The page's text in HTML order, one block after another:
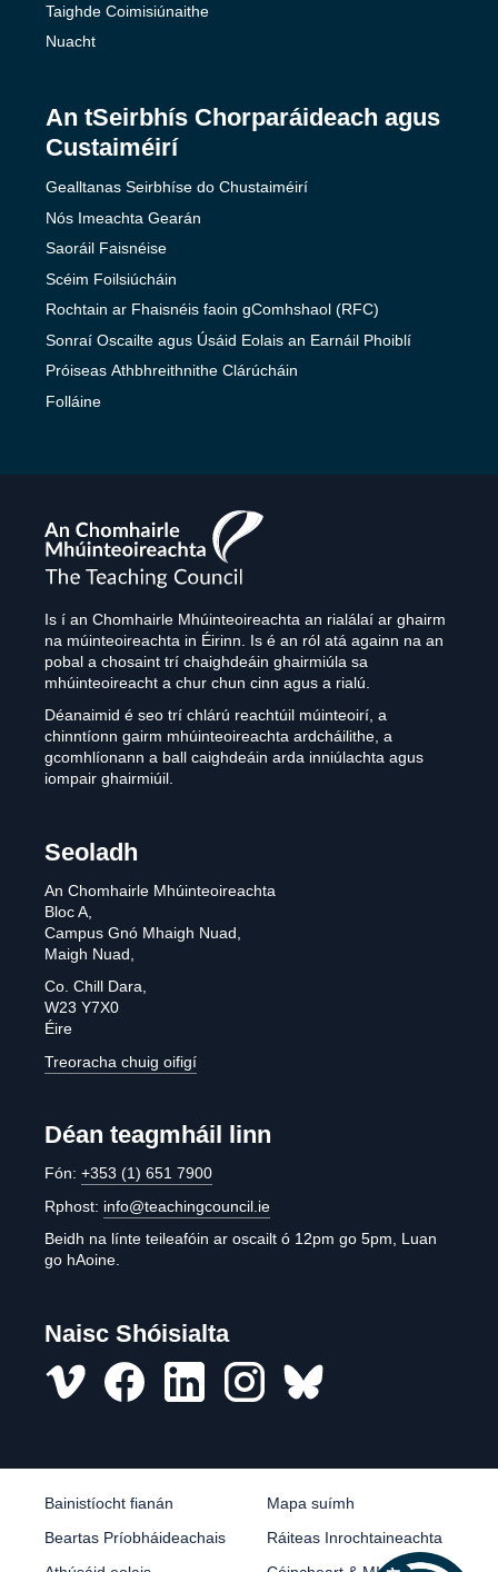
Taighde Coimisiúnaithe
Nuacht
An tSeirbhís Chorparáideach agus
Custaiméirí
Gealltanas Seirbhíse do Chustaiméirí
Nós Imeachta Gearán
Saoráil Faisnéise
Scéim Foilsiúcháin
Rochtain ar Fhaisnéis faoin gComhshaol (RFC)
Sonraí Oscailte agus Úsáid Eolais an Earnáil Phoiblí
Próiseas Athbhreithnithe Clárúcháin
Folláine
The
Teaching
Council
Is í an Chomhairle Mhúinteoireachta an rialálaí ar ghairm
na múinteoireachta in Éirinn. Is é an ról atá againn na an
pobal a chosaint trí chaighdeáin ghairmiúla sa
mhúinteoireacht a chur chun cinn agus a rialú.
Déanaimid é seo trí chlárú reachtúil múinteoirí, a
chinntíonn gairm mhúinteoireachta ardcháilithe, a
gcomhlíonann a ball caighdeáin arda inniúlachta agus
iompair ghairmiúil.
Seoladh
An Chomhairle Mhúinteoireachta
Bloc A,
Campus Gnó Mhaigh Nuad,
Maigh Nuad,
Co. Chill Dara,
W23 Y7X0
Éire
Treoracha chuig oifigí
Déan teagmháil linn
Fón: +353 (1) 651 7900
Rphost: info@teachingcouncil.ie
Beidh na línte teileafóin ar oscailt ó 12pm go 5pm, Luan
go hAoine.
Naisc Shóisialta
Bainistíocht fianán
Mapa suímh
Beartas Príobháideachais
Ráiteas Inrochtaineachta